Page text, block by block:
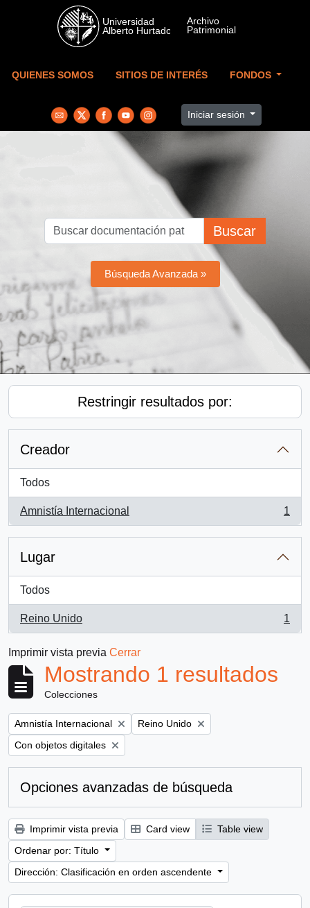
Skip to main content
QUIENES SOMOS SITIOS DE INTERÉS FONDOS
Iniciar sesión
Buscar
Búsqueda Avanzada »
Restringir resultados por:
Creador
Todos
Amnistía Internacional
, 1 resultados
1
Lugar
Todos
Reino Unido
, 1 resultados
1
Imprimir vista previa Cerrar
Mostrando 1 resultados
Colecciones
Remove filter:
Amnistía Internacional Remove filter:
Reino Unido
Remove filter:
Con objetos digitales
Opciones avanzadas de búsqueda
Imprimir vista previa Card view
Table view
Ordenar por: Título
Dirección: Clasificación en orden ascendente